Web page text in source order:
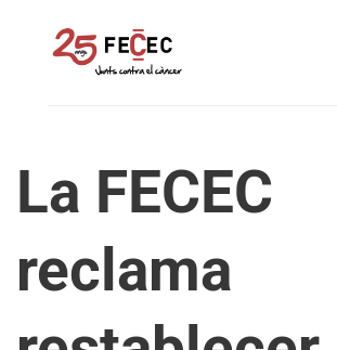
contenido
La FECEC
reclama